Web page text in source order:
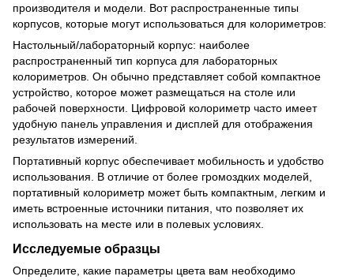
производителя и модели. Вот распространенные типы
корпусов, которые могут использоваться для колориметров:
Настольный/лабораторный корпус: наиболее
распространенный тип корпуса для лабораторных
колориметров. Он обычно представляет собой компактное
устройство, которое может размещаться на столе или
рабочей поверхности. Цифровой колориметр часто имеет
удобную панель управления и дисплей для отображения
результатов измерений.
Портативный корпус обеспечивает мобильность и удобство
использования. В отличие от более громоздких моделей,
портативный колориметр может быть компактным, легким и
иметь встроенные источники питания, что позволяет их
использовать на месте или в полевых условиях.
Исследуемые образцы
Определите, какие параметры цвета вам необходимо